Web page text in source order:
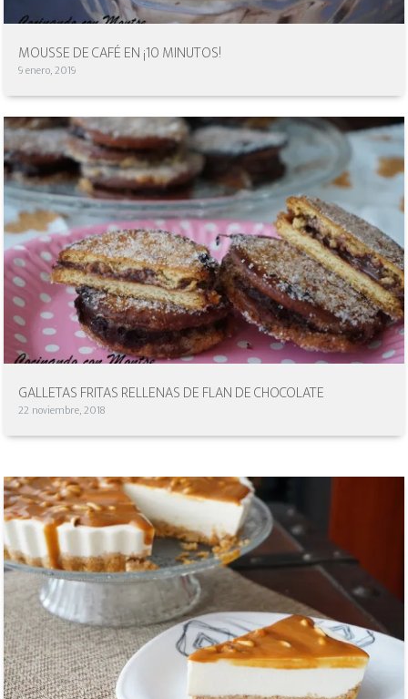
MOUSSE DE CAFÉ EN ¡10 MINUTOS!
9 enero, 2019
GALLETAS FRITAS RELLENAS DE FLAN DE CHOCOLATE
22 noviembre, 2018